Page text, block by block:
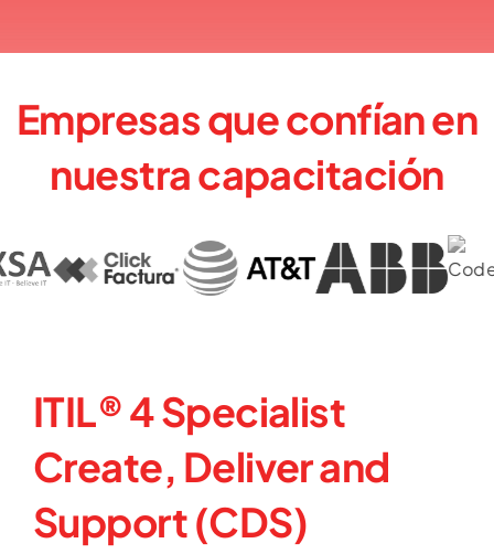
Empresas que confían en
nuestra capacitación
ITIL® 4 Specialist
Create, Deliver and
Support (CDS)